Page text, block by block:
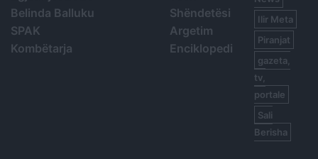
Belinda Balluku
SPAK
Kombëtarja
Shëndetësi
Argetim
Enciklopedi
Ilir Meta
Piranjat
gazeta,
tv,
portale
Sali
Berisha